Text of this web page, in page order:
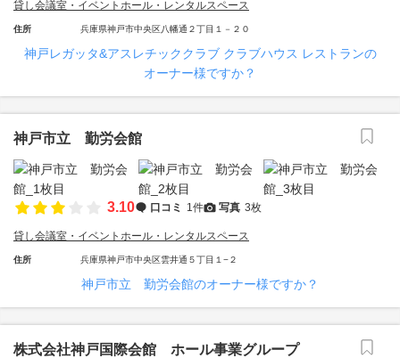
貸し会議室・イベントホール・レンタルスペース
住所 兵庫県神戸市中央区八幡通２丁目１－２０
神戸レガッタ&アスレチッククラブ クラブハウス レストランの
オーナー様ですか？
神戸市立 勤労会館
3.10 口コミ 1件 写真 3枚
貸し会議室・イベントホール・レンタルスペース
住所 兵庫県神戸市中央区雲井通５丁目１−２
神戸市立 勤労会館のオーナー様ですか？
株式会社神戸国際会館 ホール事業グループ